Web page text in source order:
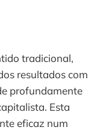
tradicional,
resultados com
profundamente
Esta
eficaz num